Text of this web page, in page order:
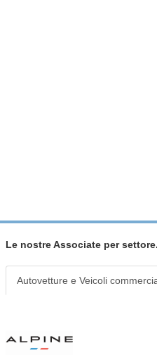
Le nostre Associate per settore.
Autovetture e Veicoli